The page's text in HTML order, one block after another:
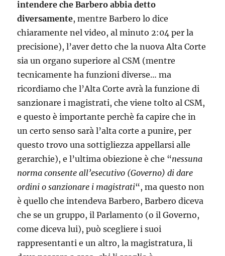
intendere che Barbero abbia detto
diversamente, mentre Barbero lo dice
chiaramente nel video, al minuto 2:04 per la
precisione), l’aver detto che la nuova Alta Corte
sia un organo superiore al CSM (mentre
tecnicamente ha funzioni diverse… ma
ricordiamo che l’Alta Corte avrà la funzione di
sanzionare i magistrati, che viene tolto al CSM,
e questo è importante perchè fa capire che in
un certo senso sarà l’alta corte a punire, per
questo trovo una sottigliezza appellarsi alle
gerarchie), e l’ultima obiezione è che “nessuna
norma consente all’esecutivo (Governo) di dare
ordini o sanzionare i magistrati“, ma questo non
è quello che intendeva Barbero, Barbero diceva
che se un gruppo, il Parlamento (o il Governo,
come diceva lui), può scegliere i suoi
rappresentanti e un altro, la magistratura, li